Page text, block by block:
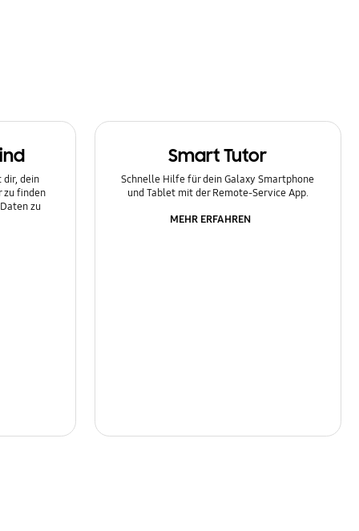
dir, dein
zu finden
zu
Smart Tutor
Schnelle Hilfe für dein Galaxy Smartphone
und Tablet mit der Remote-Service App.
MEHR ERFAHREN